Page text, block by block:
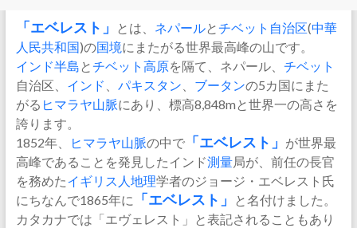
「エベレスト」 とは、 ネパールとチベット自治区(中華
人民共和国)の国境にまたがる世界最高峰の山です。
インド半島 とチベット高原を隔て、ネパール、 チベット
自治区、 インド パキスタン ブータンの5カ国にまた
がる ヒマラヤ山脈にあり、標高8,848mと世界一の高さを
誇ります。
1852年、
ヒマラヤ山脈の中で「エベレスト」 が世界最
高峰であることを発見したインド測量局が、前任の長官
を務めたイギリス人 地理学者のジョージ・エベレスト氏
にちなんで1865年に
「エベレスト」
と名付けました。
カタカナでは「エヴェレスト」と表記されることもあり